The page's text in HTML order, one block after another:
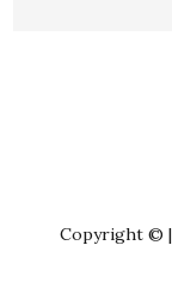
Copyright © |